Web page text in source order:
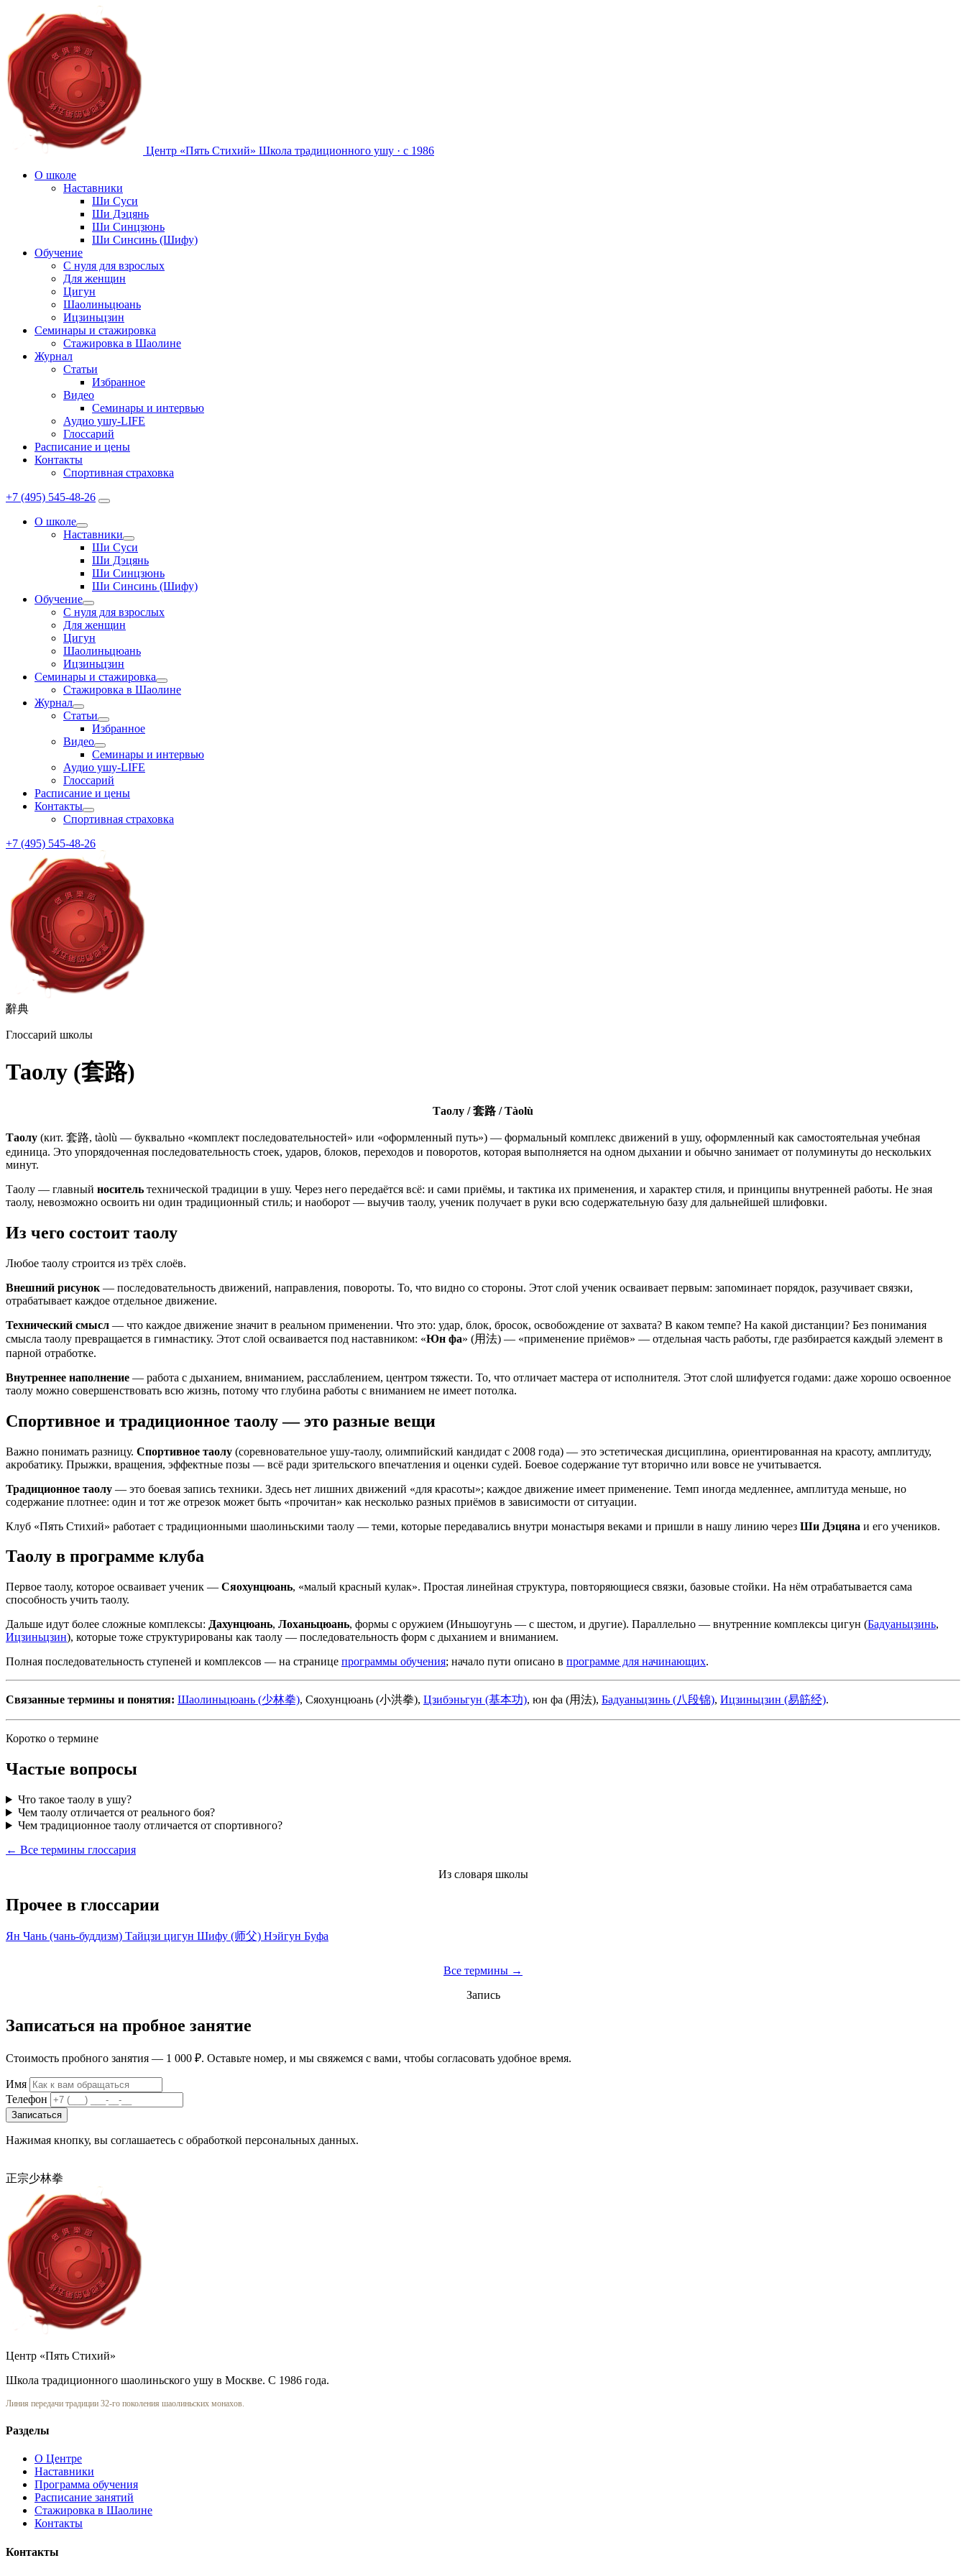
Центр «Пять Стихий» Школа традиционного ушу · с 1986
О школе
Наставники
Ши Суси
Ши Дэцянь
Ши Синцзюнь
Ши Синсинь (Шифу)
Обучение
С нуля для взрослых
Для женщин
Цигун
Шаолиньцюань
Ицзиньцзин
Семинары и стажировка
Стажировка в Шаолине
Журнал
Статьи
Избранное
Видео
Семинары и интервью
Аудио ушу-LIFE
Глоссарий
Расписание и цены
Контакты
Спортивная страховка
+7 (495) 545-48-26
О школе
Наставники
Ши Суси
Ши Дэцянь
Ши Синцзюнь
Ши Синсинь (Шифу)
Обучение
С нуля для взрослых
Для женщин
Цигун
Шаолиньцюань
Ицзиньцзин
Семинары и стажировка
Стажировка в Шаолине
Журнал
Статьи
Избранное
Видео
Семинары и интервью
Аудио ушу-LIFE
Глоссарий
Расписание и цены
Контакты
Спортивная страховка
+7 (495) 545-48-26
辭典
Глоссарий школы
Таолу (套路)
Таолу / 套路 / Tàolù
Таолу (кит. 套路, tàolù — буквально «комплект последовательностей» или «оформленный путь») — формальный комплекс движений в ушу, оформленный как самостоятельная учебная
единица. Это упорядоченная последовательность стоек, ударов, блоков, переходов и поворотов, которая выполняется на одном дыхании и обычно занимает от полуминуты до нескольких
минут.
Таолу — главный носитель технической традиции в ушу. Через него передаётся всё: и сами приёмы, и тактика их применения, и характер стиля, и принципы внутренней работы. Не зная
таолу, невозможно освоить ни один традиционный стиль; и наоборот — выучив таолу, ученик получает в руки всю содержательную базу для дальнейшей шлифовки.
Из чего состоит таолу
Любое таолу строится из трёх слоёв.
Внешний рисунок — последовательность движений, направления, повороты. То, что видно со стороны. Этот слой ученик осваивает первым: запоминает порядок, разучивает связки,
отрабатывает каждое отдельное движение.
Технический смысл — что каждое движение значит в реальном применении. Что это: удар, блок, бросок, освобождение от захвата? В каком темпе? На какой дистанции? Без понимания
смысла таолу превращается в гимнастику. Этот слой осваивается под наставником: «Юн фа» (用法) — «применение приёмов» — отдельная часть работы, где разбирается каждый элемент в
парной отработке.
Внутреннее наполнение — работа с дыханием, вниманием, расслаблением, центром тяжести. То, что отличает мастера от исполнителя. Этот слой шлифуется годами: даже хорошо освоенное
таолу можно совершенствовать всю жизнь, потому что глубина работы с вниманием не имеет потолка.
Спортивное и традиционное таолу — это разные вещи
Важно понимать разницу. Спортивное таолу (соревновательное ушу-таолу, олимпийский кандидат с 2008 года) — это эстетическая дисциплина, ориентированная на красоту, амплитуду,
акробатику. Прыжки, вращения, эффектные позы — всё ради зрительского впечатления и оценки судей. Боевое содержание тут вторично или вовсе не учитывается.
Традиционное таолу — это боевая запись техники. Здесь нет лишних движений «для красоты»; каждое движение имеет применение. Темп иногда медленнее, амплитуда меньше, но
содержание плотнее: один и тот же отрезок может быть «прочитан» как несколько разных приёмов в зависимости от ситуации.
Клуб «Пять Стихий» работает с традиционными шаолиньскими таолу — теми, которые передавались внутри монастыря веками и пришли в нашу линию через Ши Дэцяна и его учеников.
Таолу в программе клуба
Первое таолу, которое осваивает ученик — Сяохунцюань, «малый красный кулак». Простая линейная структура, повторяющиеся связки, базовые стойки. На нём отрабатывается сама
способность учить таолу.
Дальше идут более сложные комплексы: Дахунцюань, Лоханьцюань, формы с оружием (Иньшоугунь — с шестом, и другие). Параллельно — внутренние комплексы цигун (Бадуаньцзинь,
Ицзиньцзин), которые тоже структурированы как таолу — последовательность форм с дыханием и вниманием.
Полная последовательность ступеней и комплексов — на странице программы обучения; начало пути описано в программе для начинающих.
Связанные термины и понятия: Шаолиньцюань (少林拳), Сяохунцюань (小洪拳), Цзибэньгун (基本功), юн фа (用法), Бадуаньцзинь (八段锦), Ицзиньцзин (易筋经).
Коротко о термине
Частые вопросы
Что такое таолу в ушу?
Чем таолу отличается от реального боя?
Чем традиционное таолу отличается от спортивного?
← Все термины глоссария
Из словаря школы
Прочее в глоссарии
Ян Чань (чань-буддизм) Тайцзи цигун Шифу (师父) Нэйгун Буфа
Все термины →
Запись
Записаться на пробное занятие
Стоимость пробного занятия — 1 000 ₽. Оставьте номер, и мы свяжемся с вами, чтобы согласовать удобное время.
Имя
Телефон
Записаться
Нажимая кнопку, вы соглашаетесь с обработкой персональных данных.
正宗少林拳
Центр «Пять Стихий»
Школа традиционного шаолиньского ушу в Москве. С 1986 года.
Линия передачи традиции 32-го поколения шаолиньских монахов.
Разделы
О Центре
Наставники
Программа обучения
Расписание занятий
Стажировка в Шаолине
Контакты
Контакты